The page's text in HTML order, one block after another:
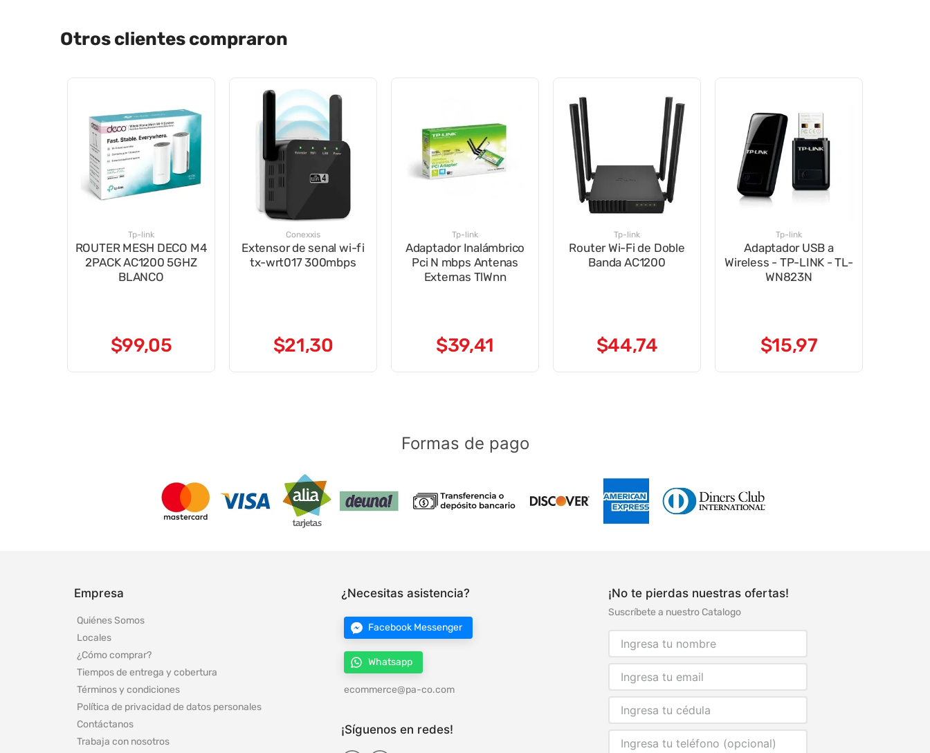
Otros clientes compraron
Tp-link
ROUTER MESH DECO M4
2PACK AC1200 5GHZ
BLANCO
$99,05
Conexxis
Extensor de senal wi-fi
tx-wrt017 300mbps
$21,30
Tp-link
Adaptador Inalámbrico
Pci N mbps Antenas
Externas TlWnn
$39,41
Tp-link
Router Wi-Fi de Doble
Banda AC1200
$44,74
Tp-link
Adaptador USB a
Wireless - TP-LINK - TL-
WN823N
$15,97
Formas de pago
Empresa
Quiénes Somos
Locales
¿Cómo comprar?
Tiempos de entrega y cobertura
Términos y condiciones
Política de privacidad de datos personales
Contáctanos
Trabaja con nosotros
¿Necesitas asistencia?
Facebook Messenger
Whatsapp
ecommerce@pa-co.com
¡Síguenos en redes!
¡No te pierdas nuestras ofertas!
Suscríbete a nuestro Catalogo